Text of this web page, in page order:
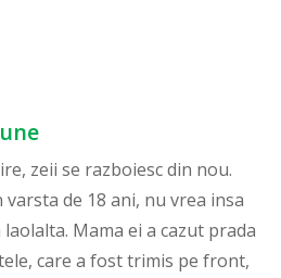
zeii se razboiesc din nou.
de 18 ani, nu vrea insa
Mama ei a cazut prada
care a fost trimis pe front,